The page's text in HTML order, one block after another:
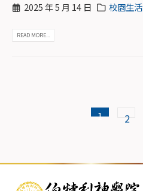
2025 年 5 月 14 日 校園生活
READ MORE...
1 2